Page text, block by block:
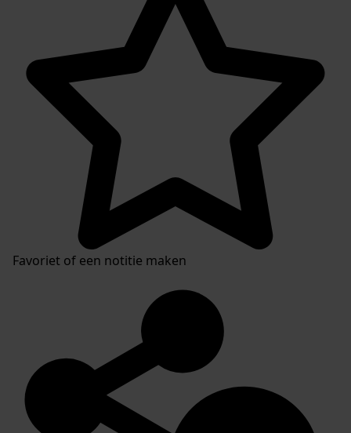
Favoriet of een notitie maken